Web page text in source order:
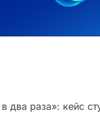
два раза»‎: кейс